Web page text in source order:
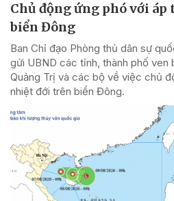
Chủ động ứng phó với
biển Đông
Ban Chỉ đạo Phòng thủ dân sự
gửi UBND các tỉnh, thành phố ven
Quảng Trị và các bộ về việc chủ
nhiệt đới trên biển Đông.